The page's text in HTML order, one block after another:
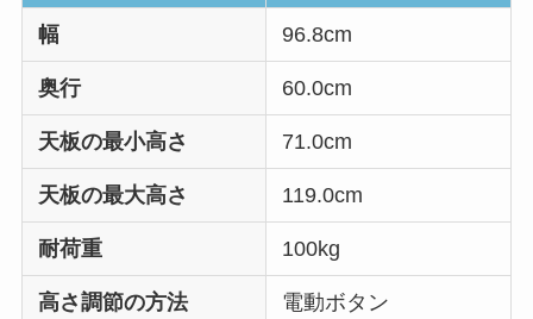
幅 96.8cm
奥行 60.0cm
天板の最小高さ 71.0cm
天板の最大高さ 119.0cm
耐荷重 100kg
高さ調節の方法 電動ボタン